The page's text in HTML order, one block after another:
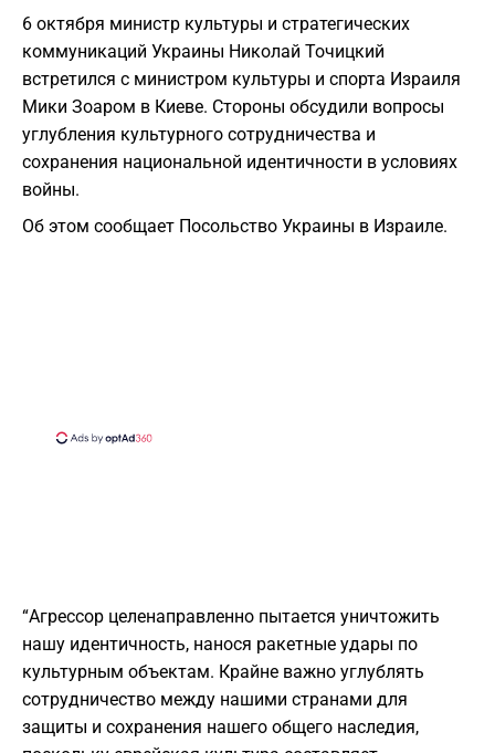
6 октября министр культуры и стратегических
коммуникаций Украины Николай Точицкий
встретился с министром культуры и спорта Израиля
Мики Зоаром в Киеве. Стороны обсудили вопросы
углубления культурного сотрудничества и
сохранения национальной идентичности в условиях
войны.
Об этом сообщает Посольство Украины в Израиле.
“Агрессор целенаправленно пытается уничтожить
нашу идентичность, нанося ракетные удары по
культурным объектам. Крайне важно углублять
сотрудничество между нашими странами для
защиты и сохранения нашего общего наследия,